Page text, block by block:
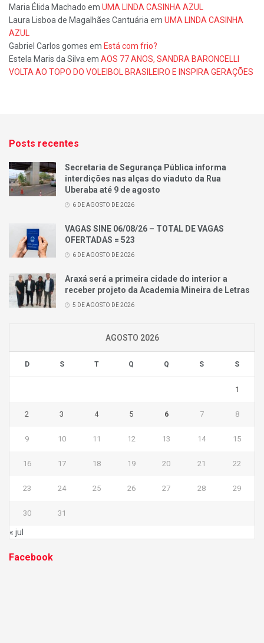
Maria Élida Machado em UMA LINDA CASINHA AZUL
Laura Lisboa de Magalhães Cantuáriaem UMA LINDA CASINHA
AZUL
Gabriel Carlos gomes em Está com frio?
Estela Maris da Silvaem AOS 77 ANOS, SANDRA BARONCELLI
VOLTA AO TOPO DO VOLEIBOL BRASILEIRO E INSPIRA GERAÇÕES
Posts recentes
Secretaria de Segurança Pública informa
interdições nas alças do viaduto da Rua
Uberaba até 9 de agosto
6 DE AGOSTO DE 2026
VAGAS SINE 06/08/26 – TOTAL DE VAGAS
OFERTADAS = 523
6 DE AGOSTO DE 2026
Araxá será a primeira cidade do interior a
receber projeto da Academia Mineira de Letras
5 DE AGOSTO DE 2026
AGOSTO 2026
D S T Q Q S S
1
2 3 4 5 6 7 8
9 10 11 12 13 14 15
16 17 18 19 20 21 22
23 24 25 26 27 28 29
30 31
« jul
Facebook